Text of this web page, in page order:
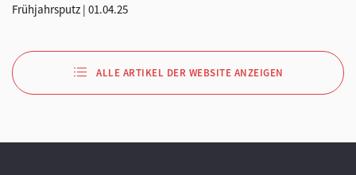
Frühjahrsputz | 01.04.25
ALLE ARTIKEL DER WEBSITE ANZEIGEN